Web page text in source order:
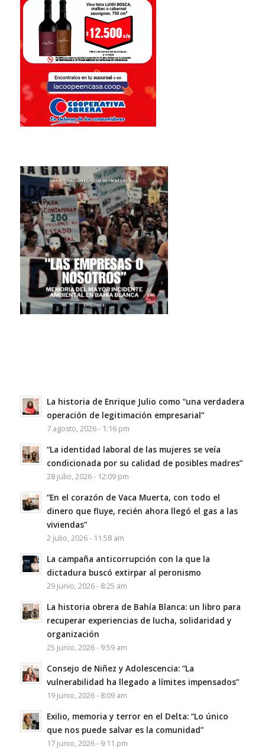
La historia de Enrique Julio como “una verdadera
operación de legitimación empresarial”
7 agosto, 2026 - 1:16 pm
“La identidad laboral de las mujeres se veía
condicionada por su calidad de posibles madres”
28 julio, 2026 - 12:09 pm
“En el corazón de Vaca Muerta, con todo el
dinero que fluye, recién ahora llegó el gas a las
viviendas”
2 julio, 2026 - 11:58 am
La campaña anticorrupción con la que la
dictadura buscó extirpar al peronismo
29 junio, 2026 - 8:25 am
La historia obrera de Bahía Blanca: un libro para
recuperar experiencias de lucha, solidaridad y
organización
25 junio, 2026 - 9:59 am
Consejo de Niñez y Adolescencia: “La
vulnerabilidad ha llegado a límites impensados”
19 junio, 2026 - 8:09 am
Exilio, memoria y terror en el Delta: “Lo único
que nos puede salvar es la comunidad”
17 junio, 2026 - 9:11 pm